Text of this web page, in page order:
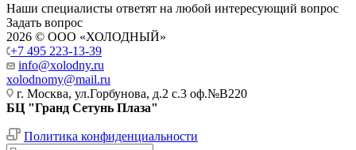
Наши специалисты ответят на любой интересующий вопрос
Задать вопрос
2026 © ООО «ХОЛОДНЫЙ»
+7 495 223-13-39
info@xolodny.ru
xolodnomy@mail.ru
г. Москва, ул.Горбунова, д.2 с.3 оф.№В220
БЦ "Гранд Сетунь Плаза"
Политика конфиденциальности